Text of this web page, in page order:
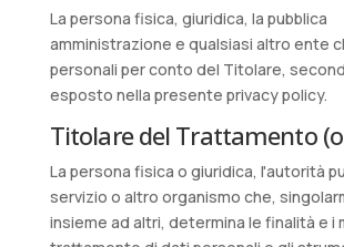
La persona fisica, giuridica, la pubblica
amministrazione e qualsiasi altro ente
personali per conto del Titolare,
esposto nella presente privacy policy.
Titolare del Trattamento
La persona fisica o giuridica, l'autorità
servizio o altro organismo che,
insieme ad altri, determina le finalità e i